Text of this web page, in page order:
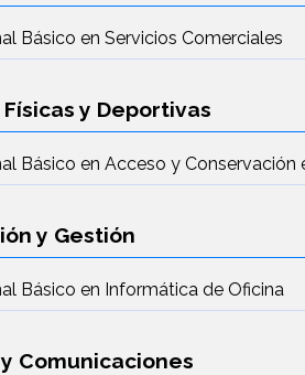
Básico en Servicios Comerciales
y Deportivas
Básico en Acceso y Conservación
y Gestión
Básico en Informática de Oficina
Comunicaciones